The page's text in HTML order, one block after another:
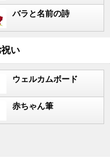
バラと名前の詩
い
ウェルカムボード
赤ちゃん筆